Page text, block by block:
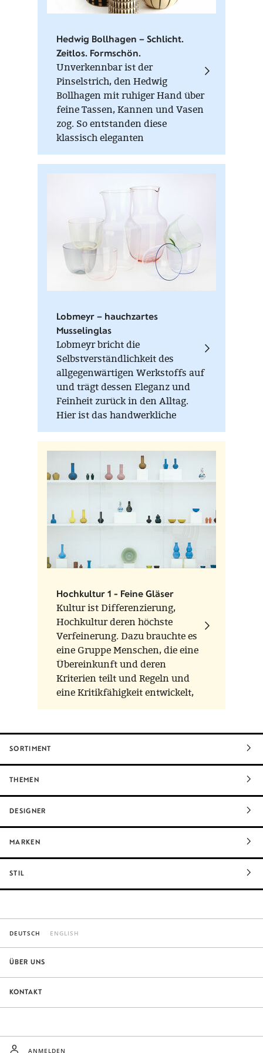
Hedwig Bollhagen – Schlicht.
Zeitlos. Formschön.
Unverkennbar ist der
Pinselstrich, den Hedwig
Bollhagen mit ruhiger Hand über
feine Tassen, Kannen und Vasen
zog. So entstanden diese
klassisch eleganten
Keramikprodukte.
Lobmeyr – hauchzartes
Musselinglas
Lobmeyr bricht die
Selbstverständlichkeit des
allgegenwärtigen Werkstoffs auf
und trägt dessen Eleganz und
Feinheit zurück in den Alltag.
Hier ist das handwerkliche
Können in seiner ganzen Tiefe zu
spüren.
Hochkultur 1 - Feine Gläser
Kultur ist Differenzierung,
Hochkultur deren höchste
Verfeinerung. Dazu brauchte es
eine Gruppe Menschen, die eine
Übereinkunft und deren
Kriterien teilt und Regeln und
eine Kritikfähigkeit entwickelt,
um sie weitergeben und lehren
SORTIMENT
THEMEN
DESIGNER
MARKEN
STIL
DEUTSCH ENGLISH
ÜBER UNS
KONTAKT
ANMELDEN